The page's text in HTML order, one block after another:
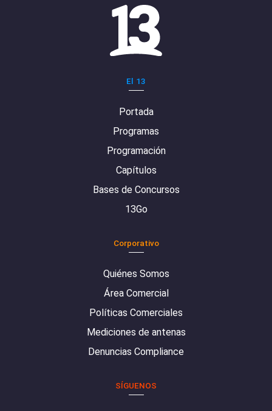
El 13
Portada
Programas
Programación
Capítulos
Bases de Concursos
13Go
Corporativo
Quiénes Somos
Área Comercial
Políticas Comerciales
Mediciones de antenas
Denuncias Compliance
SÍGUENOS